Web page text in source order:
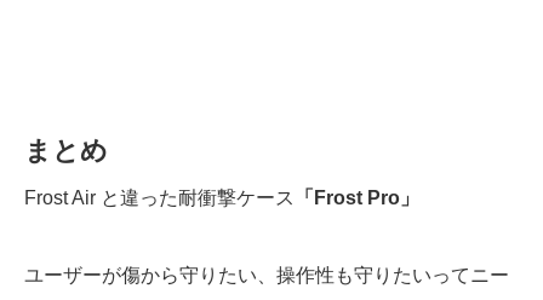
まとめ
Frost Air と違った耐衝撃ケース 「Frost Pro」
ユーザーが傷から守りたい、操作性も守りたいってニー